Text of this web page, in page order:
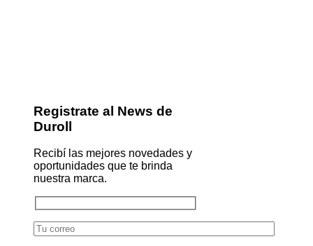
Registrate al News de
Duroll
Recibí las mejores novedades y
oportunidades que te brinda
nuestra marca.